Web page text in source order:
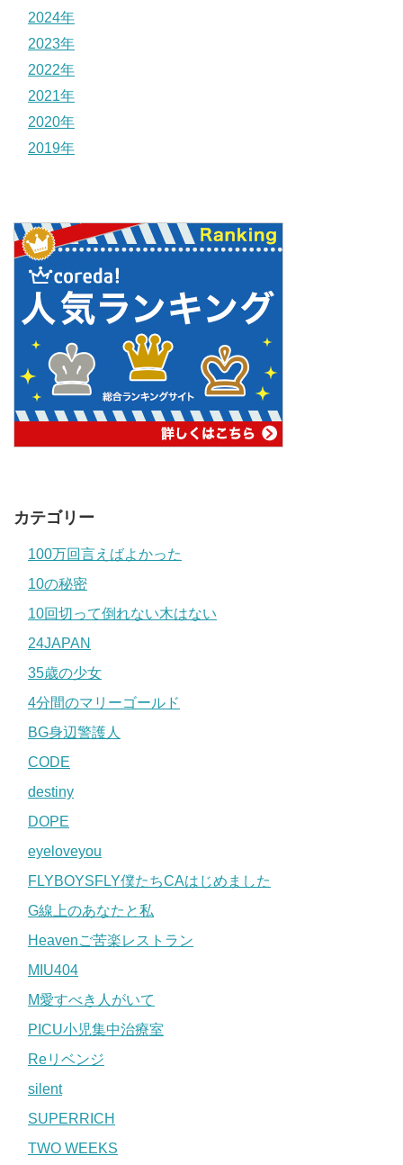
2024年
2023年
2022年
2021年
2020年
2019年
カテゴリー
100万回言えばよかった
10の秘密
10回切って倒れない木はない
24JAPAN
35歳の少女
4分間のマリーゴールド
BG身辺警護人
CODE
destiny
DOPE
eyeloveyou
FLYBOYSFLY僕たちCAはじめました
G線上のあなたと私
Heavenご苦楽レストラン
MIU404
M愛すべき人がいて
PICU小児集中治療室
Reリベンジ
silent
SUPERRICH
TWO WEEKS